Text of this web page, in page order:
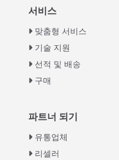
서비스
맞춤형 서비스
기술 지원
선적 및 배송
구매
파트너 되기
유통업체
리셀러
Vietnamese
Thai
Turkish
Swahili
Urdu
Greek
Italian